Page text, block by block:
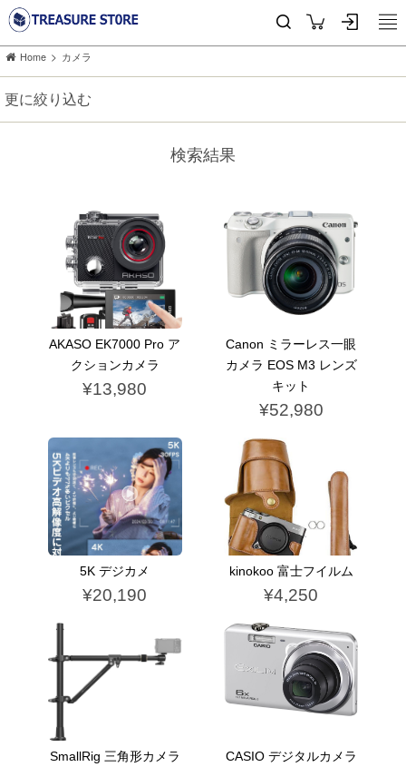
Home > カメラ
更に絞り込む
検索結果
AKASO EK7000 Pro ア
クションカメラ
¥13,980
Canon ミラーレス一眼
カメラ EOS M3 レンズ
キット
¥52,980
5K デジカメ
¥20,190
kinokoo 富士フイルム
¥4,250
SmallRig 三角形カメラ
CASIO デジタルカメラ